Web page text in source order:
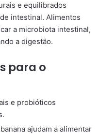
e equilibrados
intestinal. Alimentos
a microbiota intestinal,
a digestão.
para o
e probióticos
ajudam a alimentar